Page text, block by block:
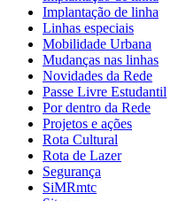
Implantação de linha
Linhas especiais
Mobilidade Urbana
Mudanças nas linhas
Novidades da Rede
Passe Livre Estudantil
Por dentro da Rede
Projetos e ações
Rota Cultural
Rota de Lazer
Segurança
SiMRmtc